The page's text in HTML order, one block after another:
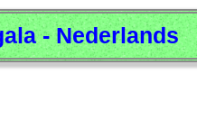
- Nederlands